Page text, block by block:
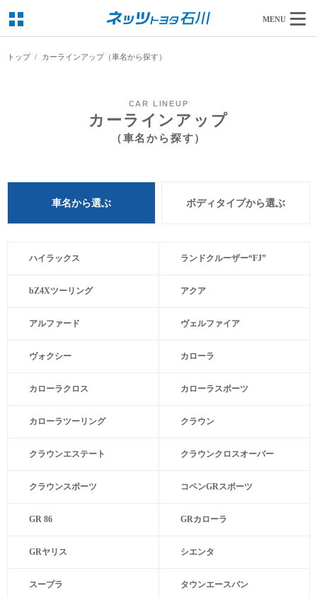
MENU
トップ カーラインアップ（車名から探す）
CAR LINEUP
カーラインアップ
（車名から探す）
車名から選ぶ ボディタイプから選ぶ
ハイラックス ランドクルーザー“FJ”
bZ4Xツーリング アクア
アルファード ヴェルファイア
ヴォクシー カローラ
カローラクロス カローラスポーツ
カローラツーリング クラウン
クラウンエステート クラウンクロスオーバー
クラウンスポーツ コペンGRスポーツ
GR 86 GRカローラ
GRヤリス シエンタ
スープラ タウンエースバン